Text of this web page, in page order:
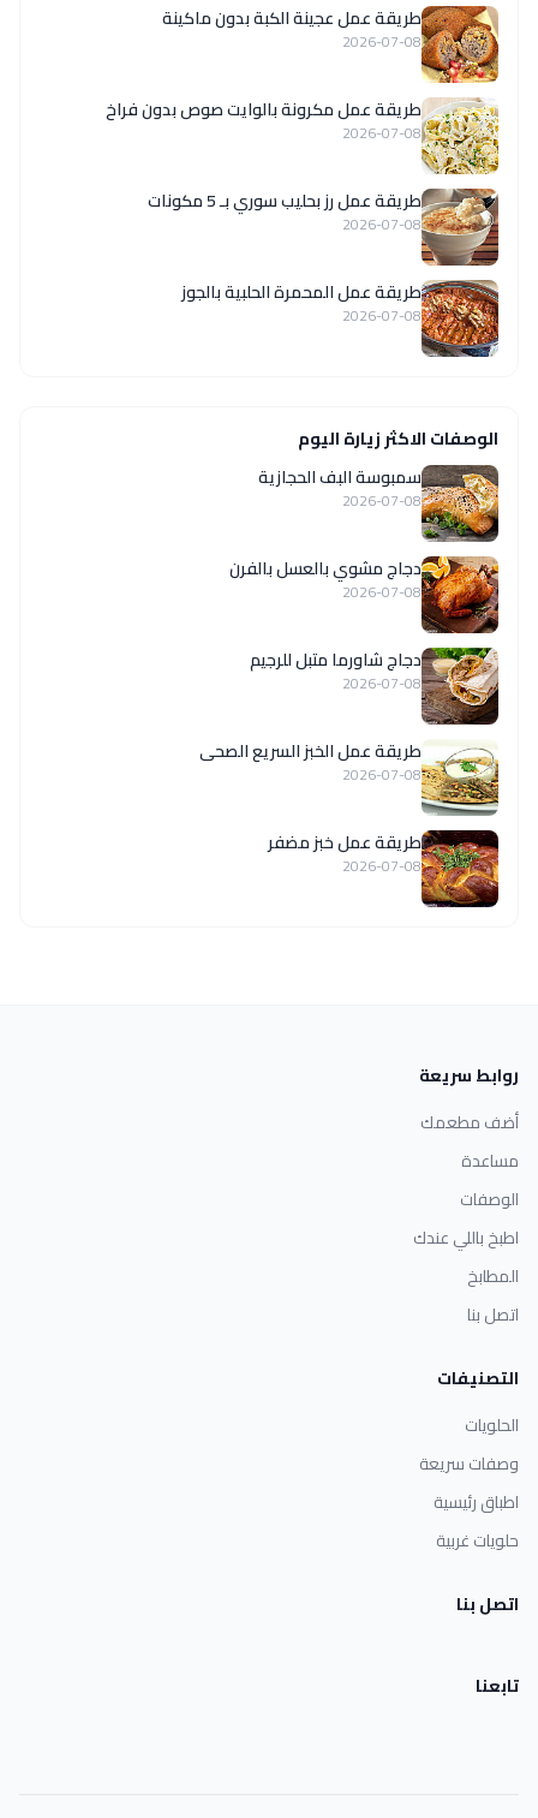
طريقة عمل عجينة الكبة بدون ماكينة
2026-07-08
طريقة عمل مكرونة بالوايت صوص بدون فراخ
2026-07-08
طريقة عمل رز بحليب سوري بـ 5 مكونات
2026-07-08
طريقة عمل المحمرة الحلبية بالجوز
2026-07-08
الوصفات الاكثر زيارة اليوم
سمبوسة البف الحجازية
2026-07-08
دجاج مشوي بالعسل بالفرن
2026-07-08
دجاج شاورما متبل للرجيم
2026-07-08
طريقة عمل الخبز السريع الصحى
2026-07-08
طريقة عمل خبز مضفر
2026-07-08
روابط سريعة
أضف مطعمك
مساعدة
الوصفات
اطبخ باللي عندك
المطابخ
اتصل بنا
التصنيفات
الحلويات
وصفات سريعة
اطباق رئيسية
حلويات غربية
اتصل بنا
تابعنا